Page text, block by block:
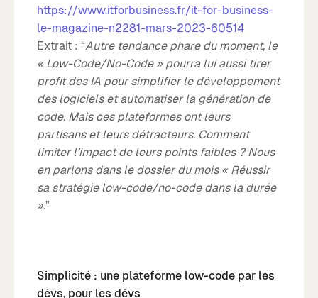
https://www.itforbusiness.fr/it-for-business-
le-magazine-n2281-mars-2023-60514
Extrait : “Autre tendance phare du moment, le
« Low-Code/No-Code » pourra lui aussi tirer
profit des IA pour simplifier le développement
des logiciels et automatiser la génération de
code. Mais ces plateformes ont leurs
partisans et leurs détracteurs. Comment
limiter l’impact de leurs points faibles ? Nous
en parlons dans le dossier du mois « Réussir
sa stratégie low-code/no-code dans la durée
».”
Simplicité : une plateforme low-code par les
dévs, pour les dévs